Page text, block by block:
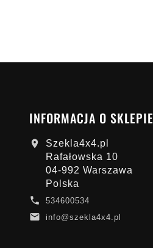
INFORMACJA O SKLEPIE

Szekla4x4.pl
Rafałowska 10
04-992 Warszawa
Polska
 534600534
 info@szekla4x4.pl